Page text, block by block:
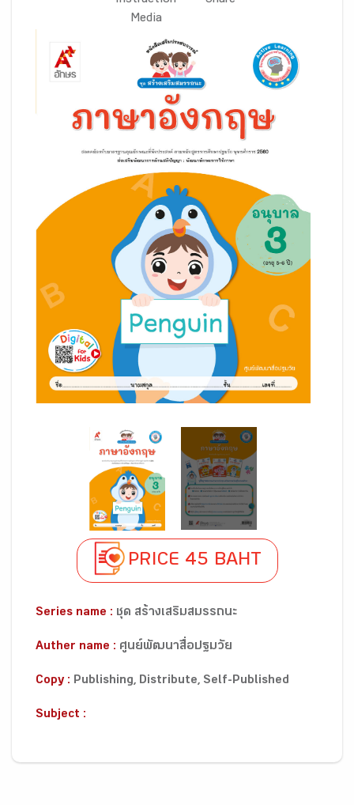
Media
PRICE 45 BAHT
Series name : ชุด สร้างเสริมสมรรถนะ
Auther name : ศูนย์พัฒนาสื่อปฐมวัย
Copy : Publishing, Distribute, Self-Published
Subject :